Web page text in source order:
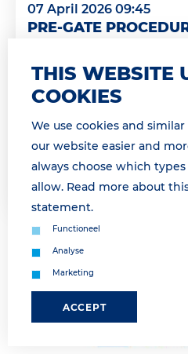
07 April 2026 09:45
PRE-GATE
* For English see below *
Momenteel maken wij
THIS WEBSITE
COOKIES
We use cookies and
our website easier and
always choose which
allow. Read more about
statement.
Functioneel
Analyse
Marketing
ACCEPT